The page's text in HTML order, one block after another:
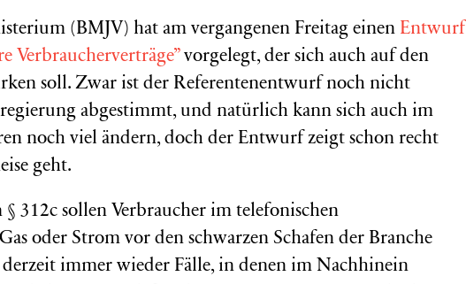
(BMJV) hat am vergangenen Freitag einen Entwurf
Verbraucherverträge”vorgelegt, der sich auch auf den
soll. Zwar ist der Referentenentwurf noch nicht
abgestimmt, und natürlich kann sich auch im
noch viel ändern, doch der Entwurf zeigt schon recht
geht.
312c sollen Verbraucher im telefonischen
oder Strom vor den schwarzen Schafen der Branche
immer wieder Fälle, in denen im Nachhinein